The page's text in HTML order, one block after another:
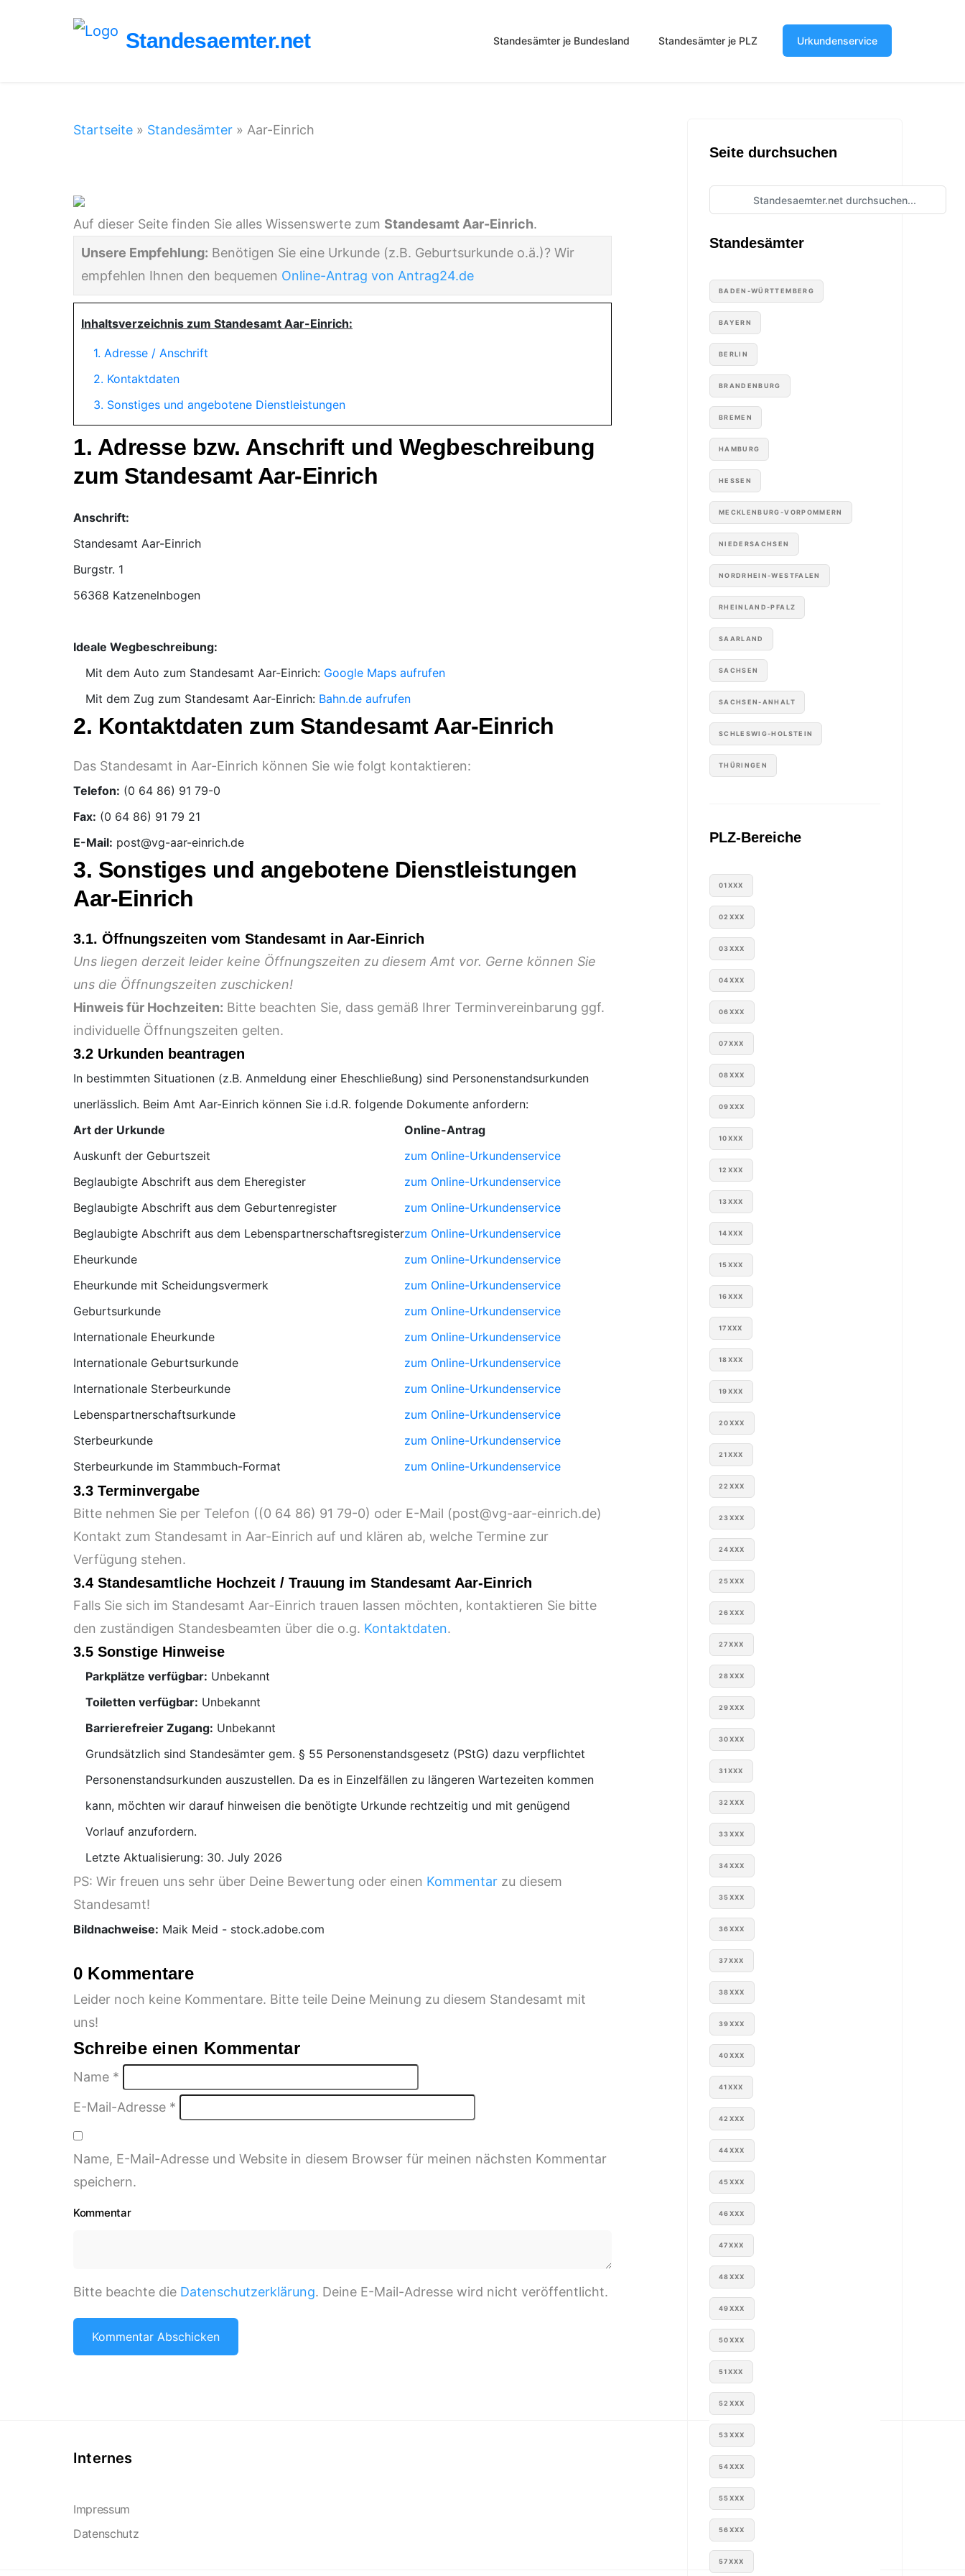
Standesaemter.net Standesämter je Bundesland Standesämter je PLZ Urkundenservice
Startseite » Standesämter » Aar-Einrich
Auf dieser Seite finden Sie alles Wissenswerte zum Standesamt Aar-Einrich.
Unsere Empfehlung: Benötigen Sie eine Urkunde (z.B. Geburtsurkunde o.ä.)? Wir
empfehlen Ihnen den bequemen Online-Antrag von Antrag24.de
Inhaltsverzeichnis zum Standesamt Aar-Einrich:
1. Adresse / Anschrift
2. Kontaktdaten
3. Sonstiges und angebotene Dienstleistungen
1. Adresse bzw. Anschrift und Wegbeschreibung
zum Standesamt Aar-Einrich
Anschrift:
Standesamt Aar-Einrich
56368 Katzenelnbogen
Ideale Wegbeschreibung:
Mit dem Auto zum Standesamt Aar-Einrich: Google Maps aufrufen
Mit dem Zug zum Standesamt Aar-Einrich: Bahn.de aufrufen
2. Kontaktdaten zum Standesamt Aar-Einrich
Das Standesamt in Aar-Einrich können Sie wie folgt kontaktieren:
Telefon:
Fax:
E-Mail:
3. Sonstiges und angebotene Dienstleistungen
Aar-Einrich
3.1. Öffnungszeiten vom Standesamt in Aar-Einrich
Uns liegen derzeit leider keine Öffnungszeiten zu diesem Amt vor. Gerne können Sie
uns die Öffnungszeiten zuschicken!
Hinweis für Hochzeiten: Bitte beachten Sie, dass gemäß Ihrer Terminvereinbarung ggf.
individuelle Öffnungszeiten gelten.
3.2 Urkunden beantragen
In bestimmten Situationen (z.B. Anmeldung einer Eheschließung) sind Personenstandsurkunden
unerlässlich. Beim Amt Aar-Einrich können Sie i.d.R. folgende Dokumente anfordern:
Art der Urkunde
Online-Antrag
Auskunft der Geburtszeit
zum Online-Urkundenservice
Beglaubigte Abschrift aus dem Eheregister
zum Online-Urkundenservice
Beglaubigte Abschrift aus dem Geburtenregister
zum Online-Urkundenservice
Beglaubigte Abschrift aus dem Lebenspartnerschaftsregisterzum Online-Urkundenservice
Eheurkunde
zum Online-Urkundenservice
Eheurkunde mit Scheidungsvermerk
zum Online-Urkundenservice
Geburtsurkunde
zum Online-Urkundenservice
Internationale Eheurkunde
zum Online-Urkundenservice
Internationale Geburtsurkunde
zum Online-Urkundenservice
Internationale Sterbeurkunde
zum Online-Urkundenservice
Lebenspartnerschaftsurkunde
zum Online-Urkundenservice
Sterbeurkunde
zum Online-Urkundenservice
Sterbeurkunde im Stammbuch-Format
zum Online-Urkundenservice
3.3 Terminvergabe
Bitte nehmen Sie per Telefon ( ) oder E-Mail (
)
Kontakt zum Standesamt in Aar-Einrich auf und klären ab, welche Termine zur
Verfügung stehen.
3.4 Standesamtliche Hochzeit / Trauung im Standesamt Aar-Einrich
Falls Sie sich im Standesamt Aar-Einrich trauen lassen möchten, kontaktieren Sie bitte
den zuständigen Standesbeamten über die o.g. Kontaktdaten.
3.5 Sonstige Hinweise
Parkplätze verfügbar: Unbekannt
Toiletten verfügbar: Unbekannt
Barrierefreier Zugang: Unbekannt
Grundsätzlich sind Standesämter gem. § 55 Personenstandsgesetz (PStG) dazu verpflichtet
Personenstandsurkunden auszustellen. Da es in Einzelfällen zu längeren Wartezeiten kommen
kann, möchten wir darauf hinweisen die benötigte Urkunde rechtzeitig und mit genügend
Vorlauf anzufordern.
Letzte Aktualisierung: 30. July 2026
PS: Wir freuen uns sehr über Deine Bewertung oder einen Kommentar zu diesem
Standesamt!
Bildnachweise: Maik Meid - stock.adobe.com
0 Kommentare
Leider noch keine Kommentare. Bitte teile Deine Meinung zu diesem Standesamt mit
uns!
Schreibe einen Kommentar
Name *
E-Mail-Adresse *
Name, E-Mail-Adresse und Website in diesem Browser für meinen nächsten Kommentar
speichern.
Kommentar
Bitte beachte die Datenschutzerklärung. Deine E-Mail-Adresse wird nicht veröffentlicht.
Seite durchsuchen
Standesämter
BADEN-WÜRTTEMBERG
BAYERN
BERLIN
BRANDENBURG
BREMEN
HAMBURG
HESSEN
MECKLENBURG-VORPOMMERN
NIEDERSACHSEN
NORDRHEIN-WESTFALEN
RHEINLAND-PFALZ
SAARLAND
SACHSEN
SACHSEN-ANHALT
SCHLESWIG-HOLSTEIN
THÜRINGEN
PLZ-Bereiche
01XXX
02XXX
03XXX
04XXX
06XXX
07XXX
08XXX
09XXX
10XXX
12XXX
13XXX
14XXX
15XXX
16XXX
17XXX
18XXX
19XXX
20XXX
21XXX
22XXX
23XXX
24XXX
25XXX
26XXX
27XXX
28XXX
29XXX
30XXX
31XXX
32XXX
33XXX
34XXX
35XXX
36XXX
37XXX
38XXX
39XXX
40XXX
41XXX
42XXX
44XXX
45XXX
46XXX
47XXX
48XXX
49XXX
50XXX
51XXX
52XXX
53XXX
54XXX
55XXX
56XXX
57XXX
Internes
Impressum
Datenschutz